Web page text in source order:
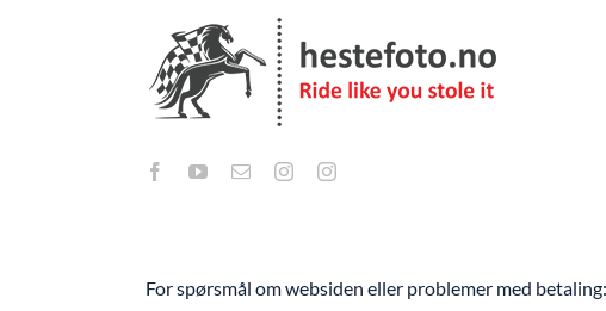
For spørsmål om websiden eller problemer med betaling: